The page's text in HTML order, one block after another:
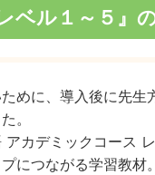
ベル１～５』
めに、導入後に先生
。
カデミックコース
につながる学習教材